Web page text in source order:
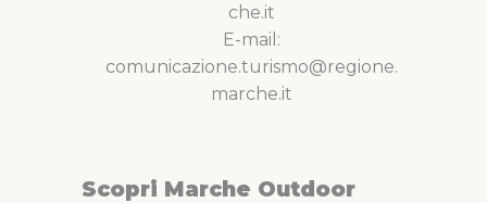
che.it
E-mail:
comunicazione.turismo@regione.
marche.it
Scopri Marche Outdoor